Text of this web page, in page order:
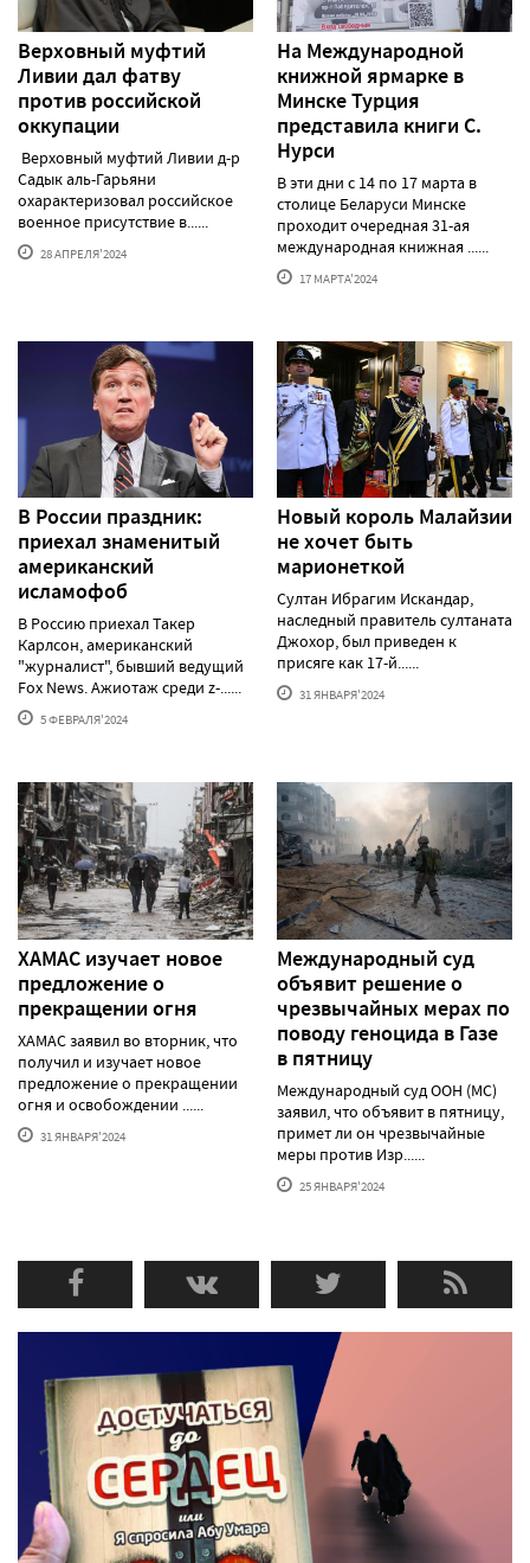
Верховный муфтий
Ливии дал фатву
против российской
оккупации
Верховный муфтий Ливии д-р
Садык аль-Гарьяни
охарактеризовал российское
военное присутствие в......
28 АПРЕЛЯ'2024
На Международной
книжной ярмарке в
Минске Турция
представила книги С.
Нурси
В эти дни с 14 по 17 марта в
столице Беларуси Минске
проходит очередная 31-ая
международная книжная ......
17 МАРТА'2024
В России праздник:
приехал знаменитый
американский
исламофоб
В Россию приехал Такер
Карлсон, американский
"журналист", бывший ведущий
Fox News. Ажиотаж среди z-......
5 ФЕВРАЛЯ'2024
Новый король Малайзии
не хочет быть
марионеткой
Султан Ибрагим Искандар,
наследный правитель султаната
Джохор, был приведен к
присяге как 17-й......
31 ЯНВАРЯ'2024
ХАМАС изучает новое
предложение о
прекращении огня
ХАМАС заявил во вторник, что
получил и изучает новое
предложение о прекращении
огня и освобождении ......
31 ЯНВАРЯ'2024
Международный суд
объявит решение о
чрезвычайных мерах по
поводу геноцида в Газе
в пятницу
Международный суд ООН (МС)
заявил, что объявит в пятницу,
примет ли он чрезвычайные
меры против Изр......
25 ЯНВАРЯ'2024